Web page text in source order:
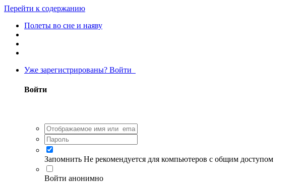
Перейти к содержанию
Полеты во сне и наяву
Уже зарегистрированы? Войти
Войти
Запомнить Не рекомендуется для компьютеров с общим доступом
Войти анонимно